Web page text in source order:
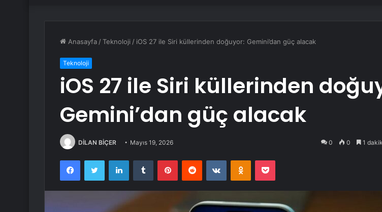
Anasayfa /Teknoloji / iOS 27 ile Siri küllerinden doğuyor: Gemini’dan güç alacak
Teknoloji
iOS 27 ile Siri küllerinden
Gemini’dan güç alacak
DİLAN BİÇER Mayıs 19, 2026 0 0 1
FacebookTwitter LinkedInTumblr PinterestReddit VKontakteOdnoklassniki
Pocket